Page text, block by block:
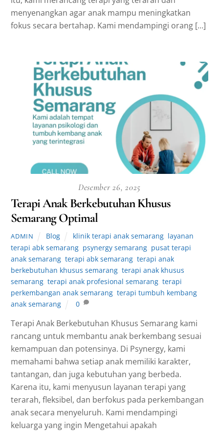
menyenangkan agar anak mampu meningkatkan
fokus secara bertahap. Kami mendampingi orang […]
Desember 26, 2025
Terapi Anak Berkebutuhan Khusus
Semarang Optimal
ADMIN Blog klinik terapi anak semarang, layanan
terapi abk semarang psynergy semarang pusat terapi
anak semarang ,terapi abk semarang ,terapi anak
berkebutuhan khusus semarang ,terapi anak khusus
semarang ,terapi anak profesional semarang ,terapi
perkembangan anak semarang ,terapi tumbuh kembang
anak semarang
0
Terapi Anak Berkebutuhan Khusus Semarang kami
rancang untuk membantu anak berkembang sesuai
kemampuan dan potensinya. Di Psynergy, kami
memahami bahwa setiap anak memiliki karakter,
tantangan, dan juga kebutuhan yang berbeda.
Karena itu, kami menyusun layanan terapi yang
terarah, fleksibel, dan berfokus pada perkembangan
anak secara menyeluruh. Kami mendampingi
keluarga yang ingin Mengetahui apakah